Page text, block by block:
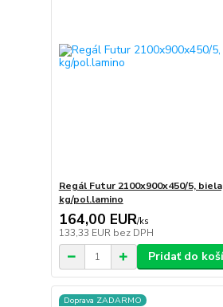
Regál Futur 2100x900x450/5,
kg/pol.lamino
164,00 EUR/ks
133,33 EUR bez DPH
Pridať do
Doprava ZADARMO